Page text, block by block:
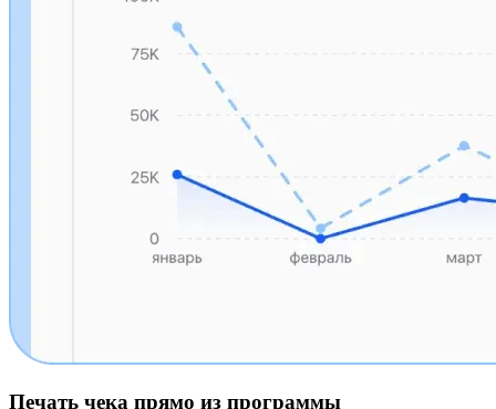
Печать чека прямо из программы